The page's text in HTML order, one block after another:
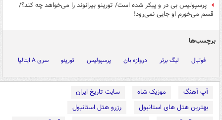
پرسپولیس بی در و پیکر شده است/ تورینو بیرانوند را می‌خواهد چه کند؟/
قسم می‌خورم او جایی نمی‌رود!
برچسب‌ها
فوتبال لیگ برتر دروازه بان پرسپولیس تورینو سری A ایتالیا
آپ آهنگ موزیک شاه
سایت تاریخ ایران
بهترین هتل های استانبول
رزرو هتل استانبول